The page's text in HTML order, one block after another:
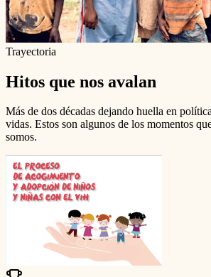
Trayectoria
Hitos que nos avalan
Más de dos décadas dejando huella en
vidas. Estos son algunos de los momentos
somos.